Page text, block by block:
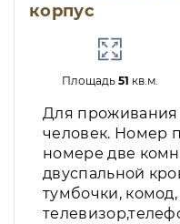
корпус
Площадь 51 кв.м.
Для проживания
человек. Номер
номере две
двуспальной
тумбочки,